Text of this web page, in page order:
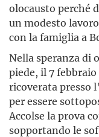
olocausto perché
un modesto
con la famiglia a
Nella speranza di
piede, il 7 febbraio
ricoverata presso
per essere
Accolse la prova
sopportando le